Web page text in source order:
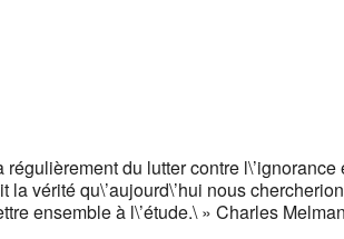
du lutter contre
vérité qu\’aujourd\’hui nous
ensemble à l\’étude.\ » Charles